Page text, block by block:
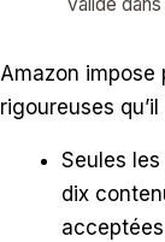
Amazon impose
rigoureuses
Seules
dix